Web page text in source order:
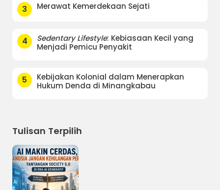
3 Merawat Kemerdekaan Sejati
4 Sedentary Lifestyle: Kebiasaan Kecil yang
Menjadi Pemicu Penyakit
5
Kebijakan Kolonial dalam Menerapkan
Hukum Denda di Minangkabau
Tulisan Terpilih